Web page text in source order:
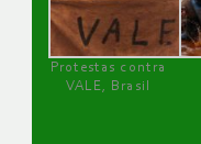
Protestas contra
VALE, Brasil